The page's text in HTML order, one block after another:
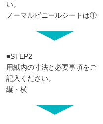
い。
ノーマルビニールシートは①
■STEP2
用紙内の寸法と必要事項をご
記入ください。
縦・横